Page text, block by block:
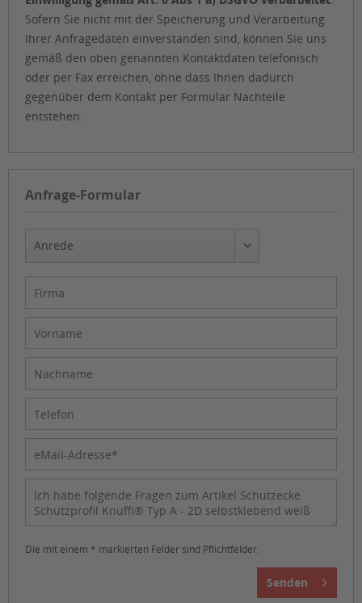
Sofern Sie nicht mit der Speicherung und Verarbeitung
Ihrer Anfragedaten einverstanden sind, können Sie uns
gemäß den oben genannten Kontaktdaten telefonisch
oder per Fax erreichen, ohne dass Ihnen dadurch
gegenüber dem Kontakt per Formular Nachteile
entstehen.
Anfrage-Formular
Die mit einem * markierten Felder sind Pflichtfelder.
Senden